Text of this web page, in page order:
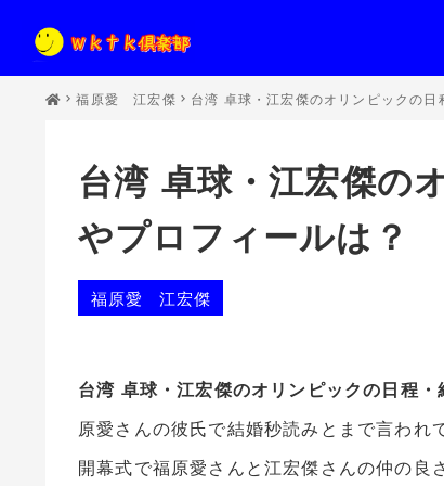
福原愛 江宏傑 台湾 卓球・江宏傑のオリンピックの
台湾 卓球・江宏傑の
やプロフィールは？
福原愛 江宏傑
台湾 卓球・江宏傑のオリンピックの日程
原愛さんの彼氏で結婚秒読み とまで言われ
開幕式で福原愛さんと江宏傑さんの仲の良